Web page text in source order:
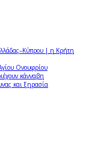
| η Κρήτη
Ονουφρίου
κάνναβη
και ξηρασία